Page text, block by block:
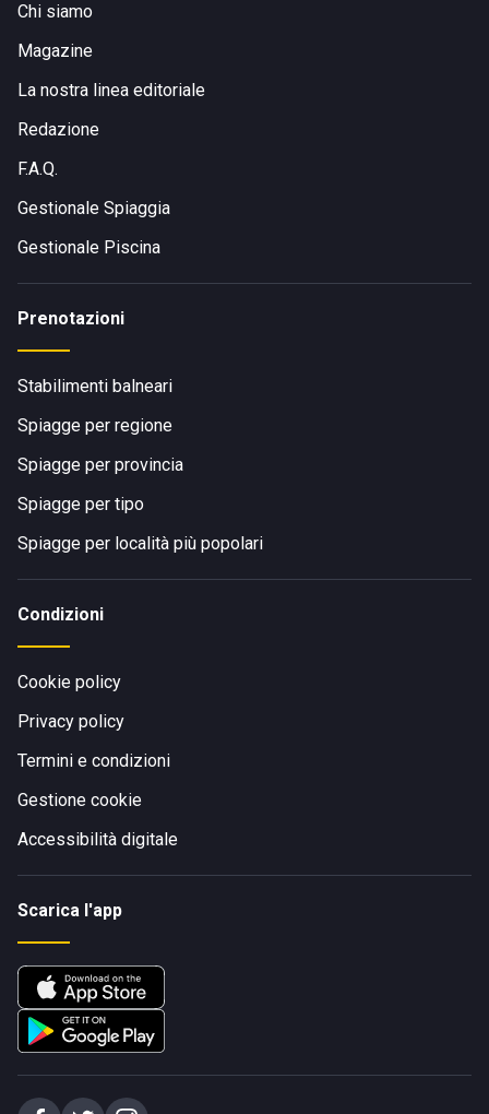
Chi siamo
Magazine
La nostra linea editoriale
Redazione
F.A.Q.
Gestionale Spiaggia
Gestionale Piscina
Prenotazioni
Stabilimenti balneari
Spiagge per regione
Spiagge per provincia
Spiagge per tipo
Spiagge per località più popolari
Condizioni
Cookie policy
Privacy policy
Termini e condizioni
Gestione cookie
Accessibilità digitale
Scarica l'app